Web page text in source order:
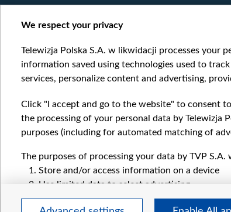
We respect your privacy
Telewizja Polska S.A. w likwidacji processes your
information saved using technologies used to
services, personalize content and advertising,
Click "I accept and go to the website" to consent
the processing of your personal data by Telewizja
purposes (including for automated matching of
The purposes of processing your data by TVP
Store and/or access information on a device
Use limited data to select advertising
Create profiles for personalised advertising